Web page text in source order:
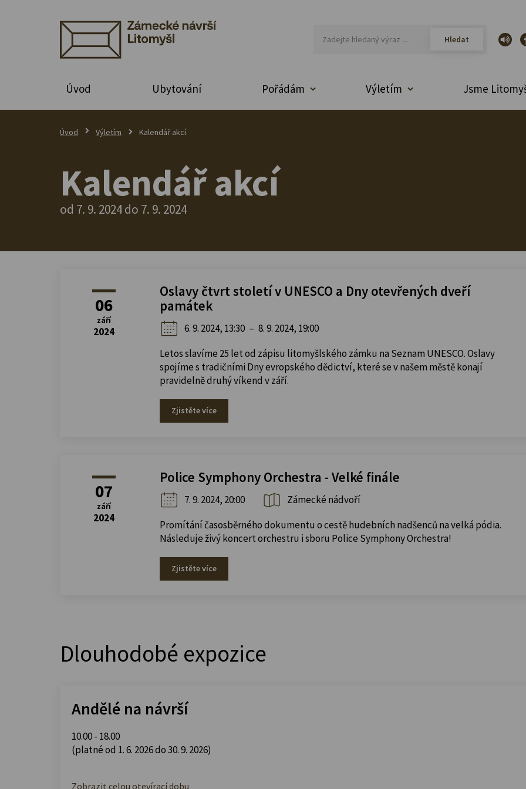
Úvod Ubytování Pořádám Výletím Jsme
Úvod Výletím Kalendář akcí
Kalendář akcí
od 7. 9. 2024 do 7. 9. 2024
06
září
2024
Oslavy čtvrt století v UNESCO a Dny otevřených dveří
památek
6. 9. 2024, 13:30 – 8. 9. 2024, 19:00
Letos slavíme 25 let od zápisu litomyšlského zámku na Seznam UNESCO. Oslavy
spojíme s tradičními Dny evropského dědictví, které se v našem městě konají
pravidelně druhý víkend v září.
Zjistěte více
07
září
2024
Police Symphony Orchestra - Velké finále
7. 9. 2024, 20:00
Zámecké nádvoří
Promítání časosběrného dokumentu o cestě hudebních nadšenců na velká pódia.
Následuje živý koncert orchestru i sboru Police Symphony Orchestra!
Zjistěte více
Dlouhodobé expozice
Andělé na návrší
10.00 - 18.00
(platné od 1. 6. 2026 do 30. 9. 2026)
Zobrazit celou otevírací dobu